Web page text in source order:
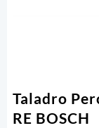
Taladro
RE BOSCH